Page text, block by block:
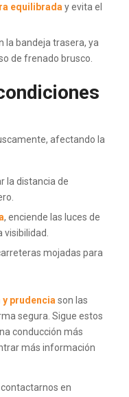
equilibraday evita el
la bandeja trasera, ya
de frenado brusco.
afectando la
la distancia de
, enciende las luces de
mojadas para
prudencia son las
segura. Sigue estos
conducción más
más información
en